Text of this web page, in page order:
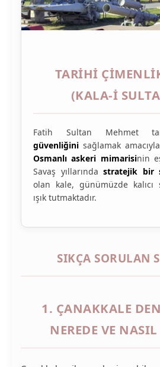
TARIHI
(KALA-I
Fatih Sultan Mehmet
güvenliğini sağlamak
Osmanlı askeri mimarisinin
Savaş yıllarındastratejik bir
olan kale, günümüzde
ışık tutmaktadır.
SIKÇA SORULAN
1. ÇANAKKALE
NEREDE VE